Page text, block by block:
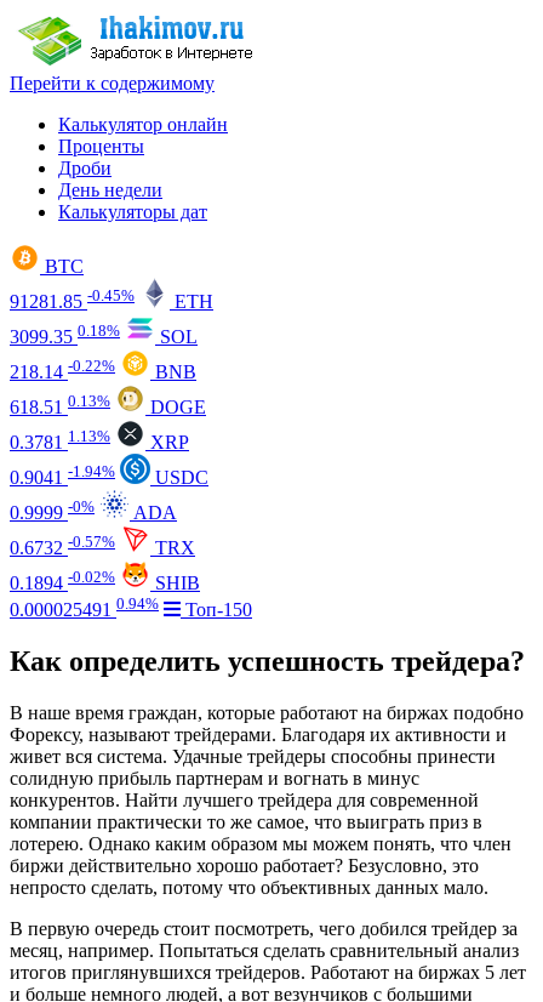
Перейти к содержимому
Калькулятор онлайн
Проценты
Дроби
День недели
Калькуляторы дат
BTC
91281.85 -0.45%
ETH
3099.35 0.18%
SOL
218.14 -0.22%
BNB
618.51 0.13%
DOGE
0.3781 1.13%
XRP
0.9041 -1.94%
USDC
0.9999 -0%
ADA
0.6732 -0.57%
TRX
0.1894 -0.02%
SHIB
0.000025491 0.94% Топ-150
Как определить успешность трейдера?
В наше время граждан, которые работают на биржах подобно
Форексу, называют трейдерами. Благодаря их активности и
живет вся система. Удачные трейдеры способны принести
солидную прибыль партнерам и вогнать в минус
конкурентов. Найти лучшего трейдера для современной
компании практически то же самое, что выиграть приз в
лотерею. Однако каким образом мы можем понять, что член
биржи действительно хорошо работает? Безусловно, это
непросто сделать, потому что объективных данных мало.
В первую очередь стоит посмотреть, чего добился трейдер за
месяц, например. Попытаться сделать сравнительный анализ
итогов приглянувшихся трейдеров. Работают на биржах 5 лет
и больше немного людей, а вот везунчиков с большими